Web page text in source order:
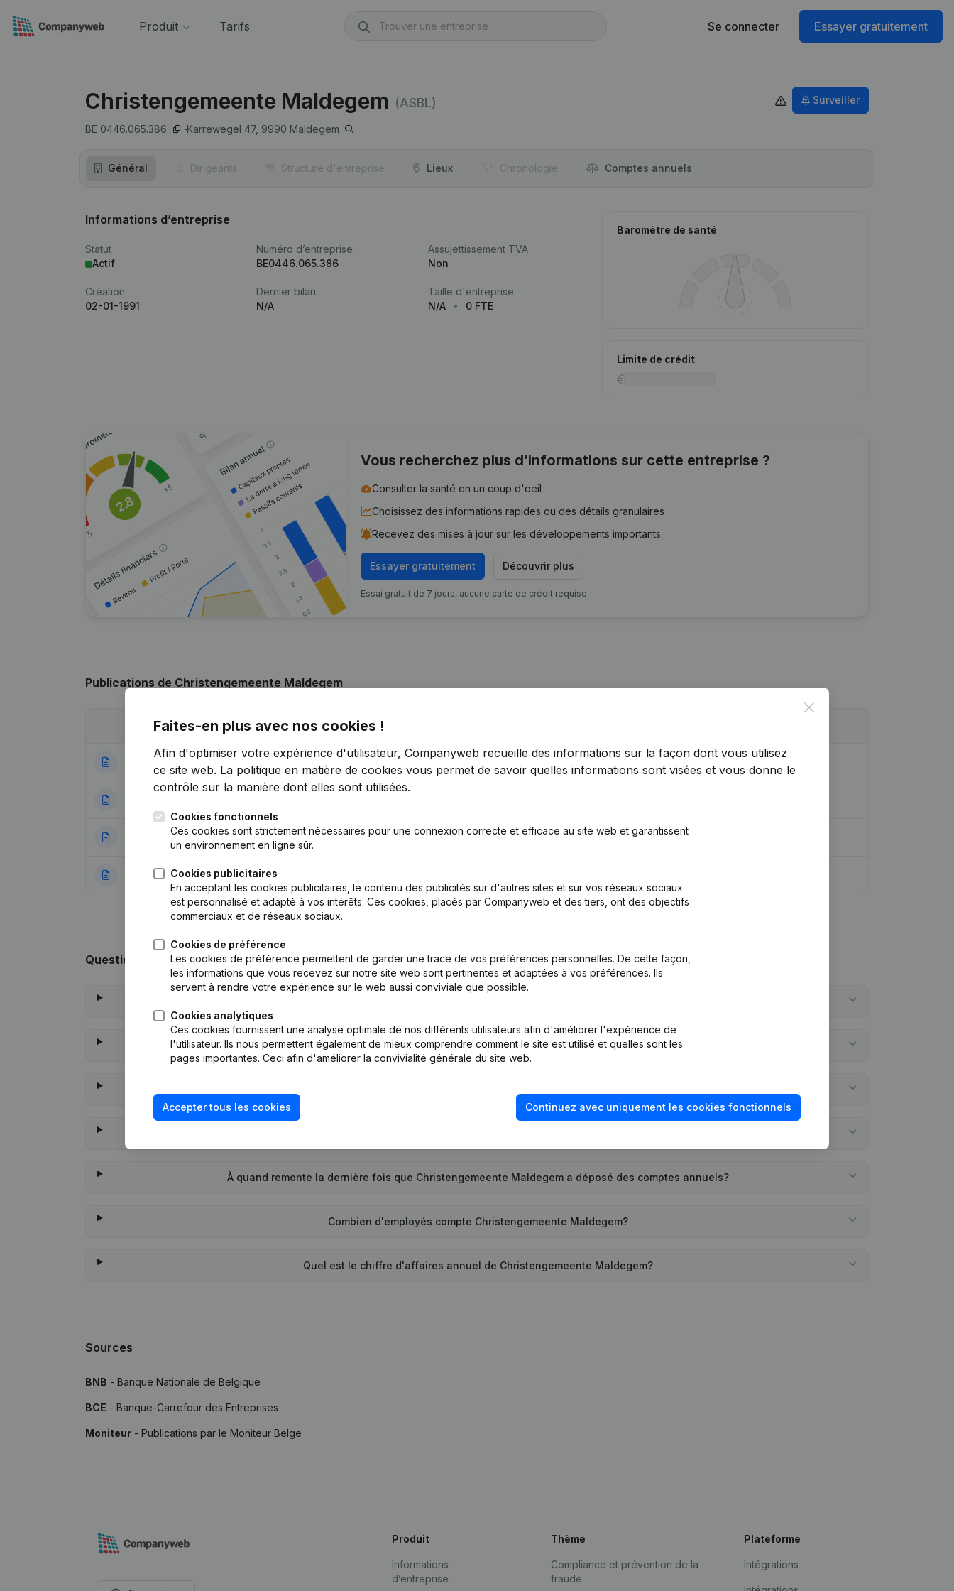
Produit Tarifs Se connecter Essayer gratuitement
Christengemeente Maldegem (ASBL)
BE 0446.065.386 Karrewegel 47, 9990 Maldegem
Surveiller
Général Dirigeants Structure d'entreprise Lieux Chronologie Comptes annuels
Informations d’entreprise
Statut
Actif
Numéro d’entreprise
BE0446.065.386
Assujettissement TVA
Non
Création
02-01-1991
Dernier bilan
N/A
Taille d'entreprise
N/A
0 FTE
Baromètre de santé
Limite de crédit
Vous recherchez plus d’informations sur cette entreprise ?
Consulter la santé en un coup d'oeil
Choisissez des informations rapides ou des détails granulaires
Recevez des mises à jour sur les développements importants
Essayer gratuitement Découvrir plus
Essai gratuit de 7 jours, aucune carte de crédit requise.
Publications de Christengemeente Maldegem
Publication
Demissions - Nominations - Statuts (Traduction, Coordination, Autres Modifications, …)
28-05-2013 Demissions - Nominations - Statuts (Traduction, Coordination, Autres Modifications, …)(NL)
29-07-2004 Demission(s)
Questions fréquemment posées
Quel est l'identifiant PEPPOL de Christengemeente Maldegem?
À quand remonte la dernière fois que Christengemeente Maldegem a déposé des comptes annuels?
Combien d'employés compte Christengemeente Maldegem?
Quel est le chiffre d'affaires annuel de Christengemeente Maldegem?
Sources
BNB - Banque Nationale de Belgique
BCE - Banque-Carrefour des Entreprises
Moniteur - Publications par le Moniteur Belge
Close
Faites-en plus avec nos cookies !
Afin d'optimiser votre expérience d'utilisateur, Companyweb recueille des informations sur la façon dont vous utilisez
ce site web. La politique en matière de cookies vous permet de savoir quelles informations sont visées et vous donne le
contrôle sur la manière dont elles sont utilisées.
Cookies fonctionnels
Ces cookies sont strictement nécessaires pour une connexion correcte et efficace au site web et garantissent
un environnement en ligne sûr.
Cookies publicitaires
En acceptant les cookies publicitaires, le contenu des publicités sur d'autres sites et sur vos réseaux sociaux
est personnalisé et adapté à vos intérêts. Ces cookies, placés par Companyweb et des tiers, ont des objectifs
commerciaux et de réseaux sociaux.
Cookies de préférence
Les cookies de préférence permettent de garder une trace de vos préférences personnelles. De cette façon,
les informations que vous recevez sur notre site web sont pertinentes et adaptées à vos préférences. Ils
servent à rendre votre expérience sur le web aussi conviviale que possible.
Cookies analytiques
Ces cookies fournissent une analyse optimale de nos différents utilisateurs afin d'améliorer l'expérience de
l'utilisateur. Ils nous permettent également de mieux comprendre comment le site est utilisé et quelles sont les
pages importantes. Ceci afin d'améliorer la convivialité générale du site web.
Accepter tous les cookies Continuez avec uniquement les cookies fonctionnels
Produit
Informations
d’entreprise
Thème
Compliance et prévention de la
fraude
Plateforme
Intégrations